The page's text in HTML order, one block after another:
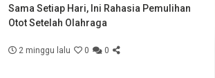
Sama Setiap Hari, Ini Rahasia Pemulihan
Otot Setelah Olahraga
2 minggu lalu 0 0